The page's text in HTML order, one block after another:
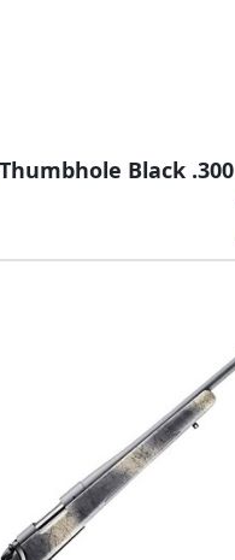
Black .300